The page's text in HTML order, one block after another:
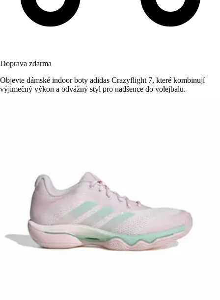
Doprava zdarma
Objevte dámské indoor boty adidas Crazyflight 7, které kombinují
výjimečný výkon a odvážný styl pro nadšence do volejbalu.